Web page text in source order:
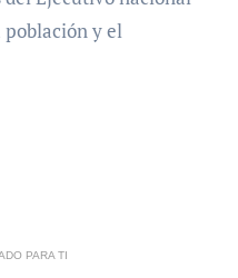
y el
PARA TI